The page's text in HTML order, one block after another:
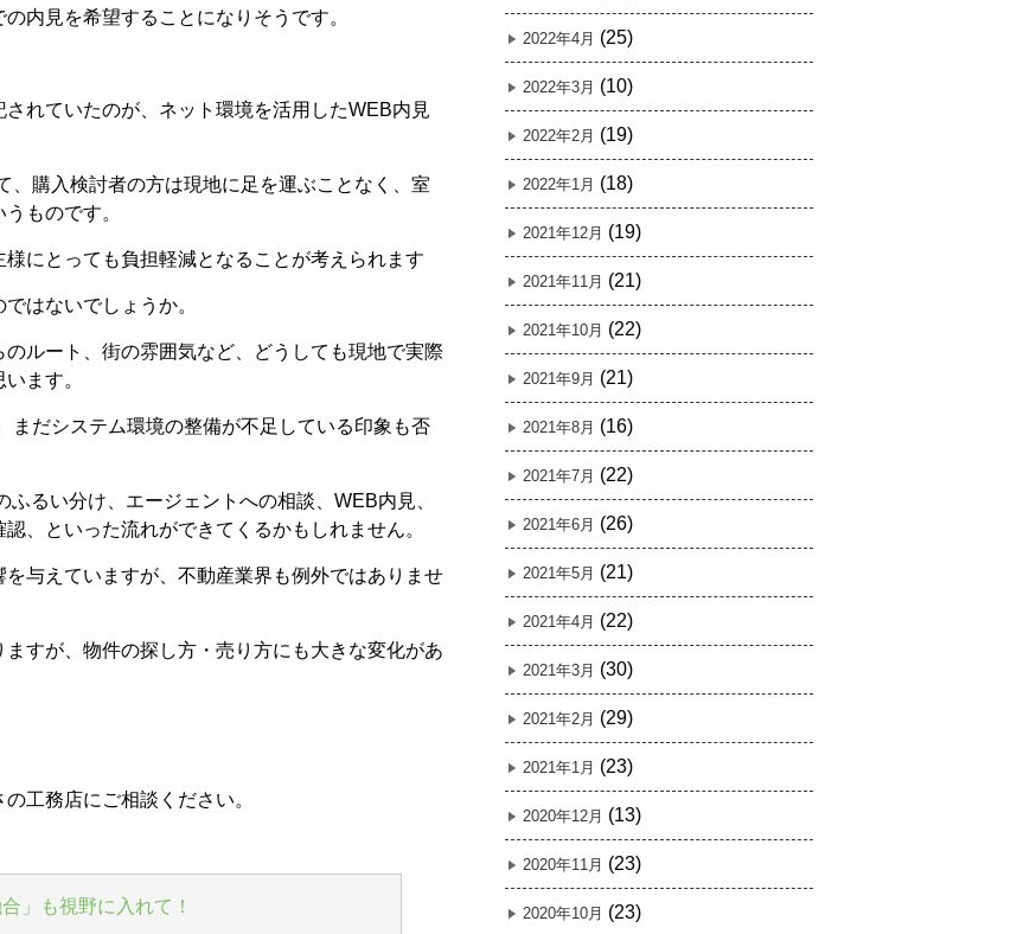
内見を希望することになりそうです。
れていたのが、ネット環境を活用したWEB内見
購入検討者の方は現地に足を運ぶことなく、室
ものです。
にとっても負担軽減となることが考えられます
はないでしょうか。
ルート、街の雰囲気など、どうしても現地で実際
ます。
まだシステム環境の整備が不足している印象も否
るい分け、エージェントへの相談、WEB内見、
、といった流れができてくるかもしれません。
与えていますが、不動産業界も例外ではありませ
すが、物件の探し方・売り方にも大きな変化があ
工務店にご相談ください。
」も視野に入れて！
2022年4月 (25)
2022年3月 (10)
2022年2月 (19)
2022年1月 (18)
2021年12月 (19)
2021年11月 (21)
2021年10月 (22)
2021年9月 (21)
2021年8月 (16)
2021年7月 (22)
2021年6月 (26)
2021年5月 (21)
2021年4月 (22)
2021年3月 (30)
2021年2月 (29)
2021年1月 (23)
2020年12月 (13)
2020年11月 (23)
2020年10月 (23)